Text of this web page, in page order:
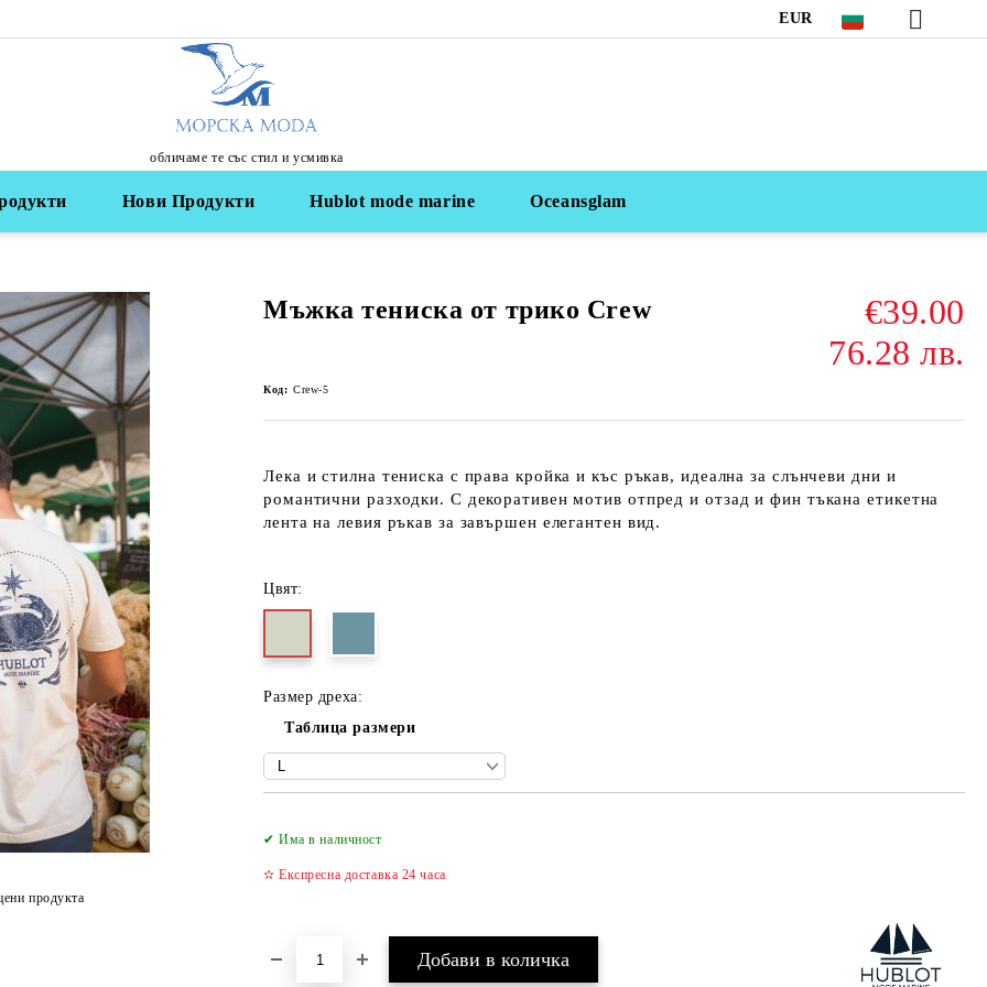
EUR
обличаме те със стил и усмивка
Нови Продукти Hublot mode marine Oceansglam
Мъжка тениска от трико Crew
€39.00
76.28 лв.
Код: Crew-5
Лека и стилна тениска с права кройка и къс ръкав, идеална за слънчеви дни и
романтични разходки. С декоративен мотив отпред и отзад и фин тъкана етикетна
лента на левия ръкав за завършен елегантен вид.
Цвят:
Размер дреха:
Таблица размери
✔ Има в наличност
✫ Експресна доставка 24 часа
продукта